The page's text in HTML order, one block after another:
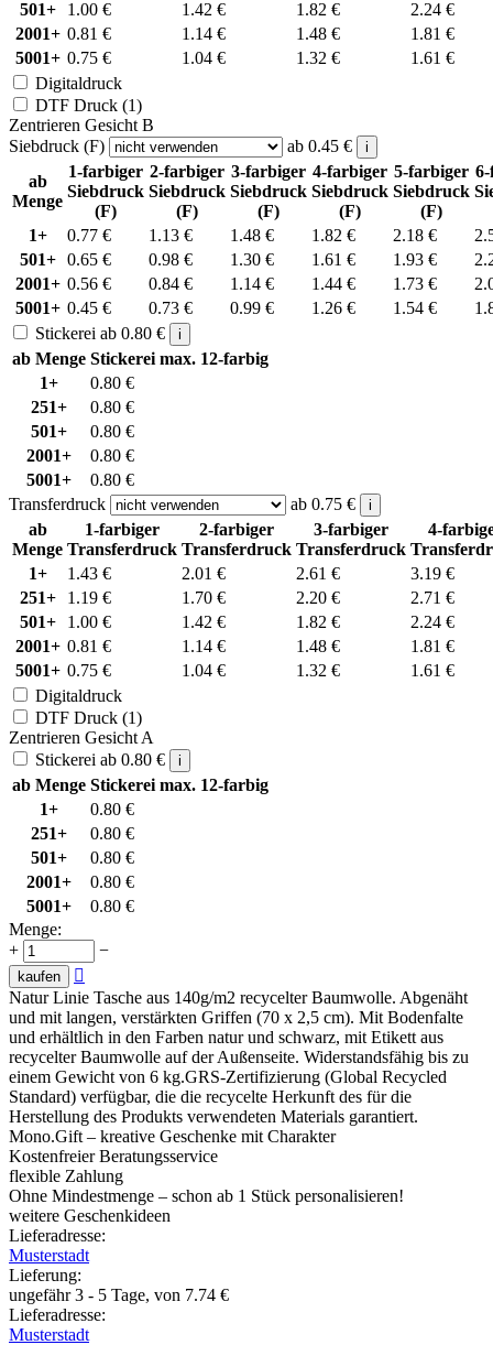
501+ 1.00 € 1.42 € 1.82 € 2.24 €
2001+ 0.81 € 1.14 € 1.48 € 1.81 €
5001+ 0.75 € 1.04 € 1.32 € 1.61 €
Digitaldruck
DTF Druck (1)
Zentrieren Gesicht B
Siebdruck (F)
ab 0.45 € i
ab
Menge
1-farbiger
Siebdruck
(F)
2-farbiger
Siebdruck
(F)
3-farbiger
Siebdruck
(F)
4-farbiger
Siebdruck
(F)
5-farbiger
Siebdruck
(F)
1+ 0.77 € 1.13 € 1.48 € 1.82 € 2.18 €
501+
0.65 € 0.98 € 1.30 € 1.61 € 1.93 €
2001+ 0.56 € 0.84 € 1.14 € 1.44 € 1.73 €
5001+ 0.45 € 0.73 € 0.99 € 1.26 € 1.54 €
Stickerei ab 0.80 € i
ab Menge Stickerei max. 12-farbig
1+
0.80 €
251+
0.80 €
501+
0.80 €
2001+
0.80 €
5001+
0.80 €
Transferdruck
ab 0.75 € i
ab
Menge
1-farbiger
Transferdruck
2-farbiger
Transferdruck
3-farbiger
Transferdruck
4-
1+
1.43 € 2.01 € 2.61 € 3.19 €
251+
1.19 € 1.70 € 2.20 € 2.71 €
501+
1.00 € 1.42 € 1.82 € 2.24 €
2001+ 0.81 € 1.14 € 1.48 € 1.81 €
5001+ 0.75 € 1.04 € 1.32 € 1.61 €
Digitaldruck
DTF Druck (1)
Zentrieren Gesicht A
Stickerei ab 0.80 € i
ab Menge Stickerei max. 12-farbig
1+
0.80 €
251+
0.80 €
501+
0.80 €
2001+
0.80 €
5001+
0.80 €
Menge:
+
−
kaufen

Natur Linie Tasche aus 140g/m2 recycelter Baumwolle. Abgenäht
und mit langen, verstärkten Griffen (70 x 2,5 cm). Mit Bodenfalte
und erhältlich in den Farben natur und schwarz, mit Etikett aus
recycelter Baumwolle auf der Außenseite. Widerstandsfähig bis zu
einem Gewicht von 6 kg.GRS-Zertifizierung (Global Recycled
Standard) verfügbar, die die recycelte Herkunft des für die
Herstellung des Produkts verwendeten Materials garantiert.
Mono.Gift – kreative Geschenke mit Charakter
Kostenfreier Beratungsservice
flexible Zahlung
Ohne Mindestmenge – schon ab 1 Stück personalisieren!
weitere Geschenkideen
Lieferadresse:
Musterstadt
Lieferung:
ungefähr 3 - 5 Tage, von 7.74 €
Lieferadresse:
Musterstadt